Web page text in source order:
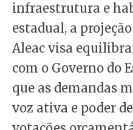
infraestrutura e
estadual, a
Aleac visa
com o Governo do
que as demandas
voz ativa e poder